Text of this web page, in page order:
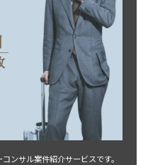
ンサル案件紹介サービスです。